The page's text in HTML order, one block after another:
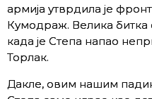
армија утврдила је
Кумодраж. Велика битка
када је Степа напао
Торлак.
Дакле, овим нашим